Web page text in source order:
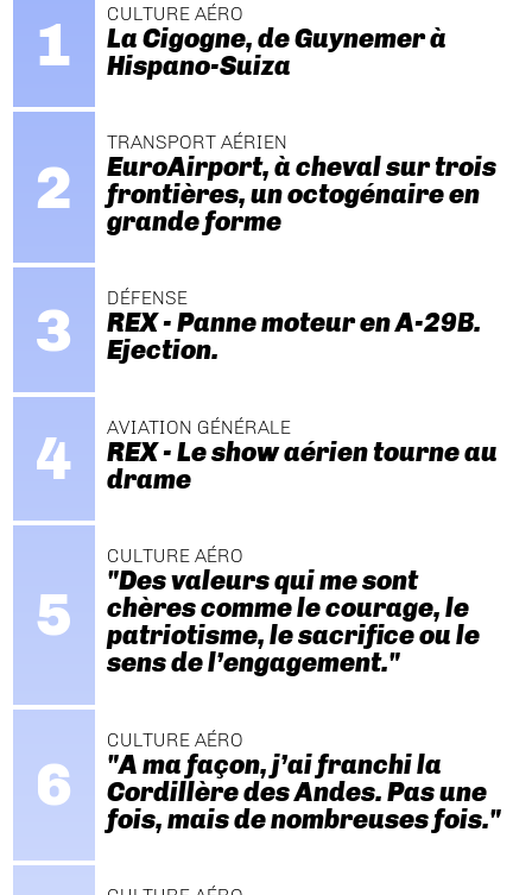
CULTURE AÉRO
La Cigogne, de Guynemer à
Hispano-Suiza
TRANSPORT AÉRIEN
EuroAirport, à cheval sur trois
frontières, un octogénaire en
grande forme
DÉFENSE
REX - Panne moteur en A-29B.
Ejection.
AVIATION GÉNÉRALE
REX - Le show aérien tourne au
drame
CULTURE AÉRO
"Des valeurs qui me sont
chères comme le courage, le
patriotisme, le sacrifice ou le
sens de l’engagement."
CULTURE AÉRO
"A ma façon, j’ai franchi la
Cordillère des Andes. Pas une
fois, mais de nombreuses fois."